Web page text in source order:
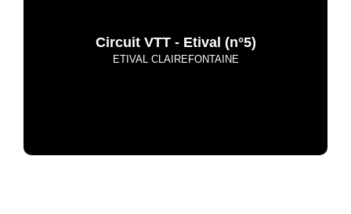
Circuit VTT - Etival (n°5)
ETIVAL CLAIREFONTAINE